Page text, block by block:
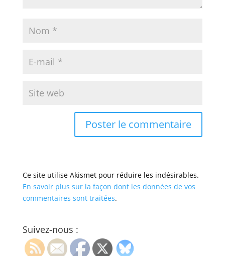
Ce site utilise Akismet pour réduire les indésirables.
En savoir plus sur la façon dont les données de vos
commentaires sont traitées.
Suivez-nous :